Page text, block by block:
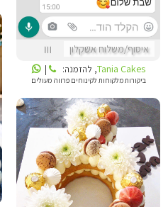
איסוף/משלוח אשקלון
Tania Cakes, להזמנה: |
ביקורות מלקוחות לקינוחים פרווה מעולים
TANIA CAKES